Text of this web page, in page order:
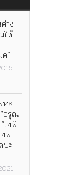
าง
ให้
”
หล
อรุณ
เทพี
พ
ปะ